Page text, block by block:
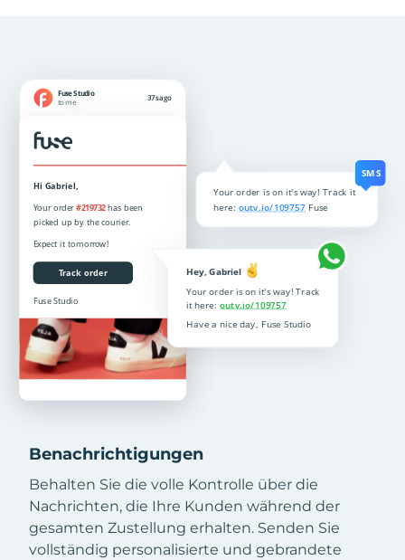
Benachrichtigungen
Behalten Sie die volle Kontrolle über die
Nachrichten, die Ihre Kunden während der
gesamten Zustellung erhalten. Senden Sie
vollständig personalisierte und gebrandete